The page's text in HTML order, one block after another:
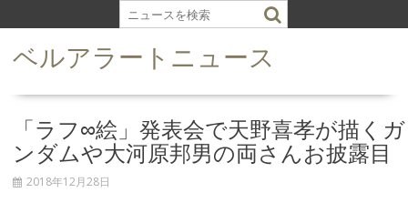
k
ベルアラートニュース
「ラフ∞絵」発表会で天野喜孝が描くガ
ンダムや大河原邦男の両さんお披露目
2018年12月28日